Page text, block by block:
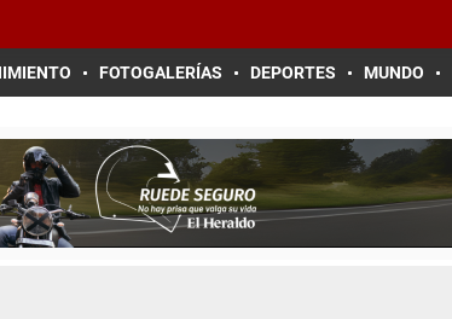
FOTOGALERÍAS DEPORTES MUNDO